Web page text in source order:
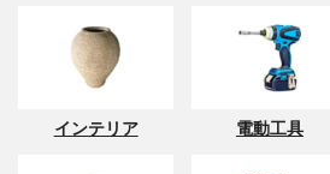
インテリア 電動工具